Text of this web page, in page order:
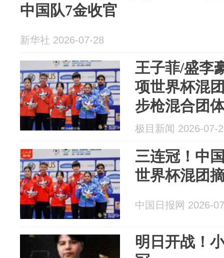
中国队7金收官
新华社 2026-07-28
王子菲/盛李
项世界杯混
步枪混合团
极目新闻 2026-07-
三连冠！中
世界杯混团
中国日报网 2026-
明日开战！